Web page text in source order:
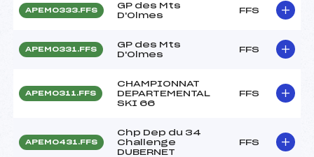
APEM0333.FFS
GP des Mts
D'Olmes
FFS
APEM0331.FFS
GP des Mts
D'Olmes
FFS
APEM0311.FFS
CHAMPIONNAT
DEPARTEMENTAL
SKI 66
FFS
APEM0431.FFS
Chp Dep du 34
Challenge
DUBERNET
FFS